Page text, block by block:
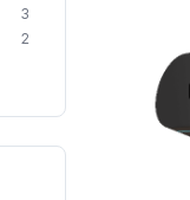
3
2
mm.
Pre
177
65 kg